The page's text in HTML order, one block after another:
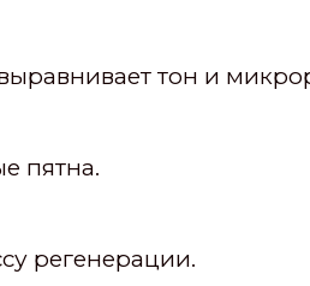
тон и
пятна.
регенерации.